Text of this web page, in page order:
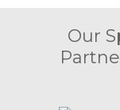
Our